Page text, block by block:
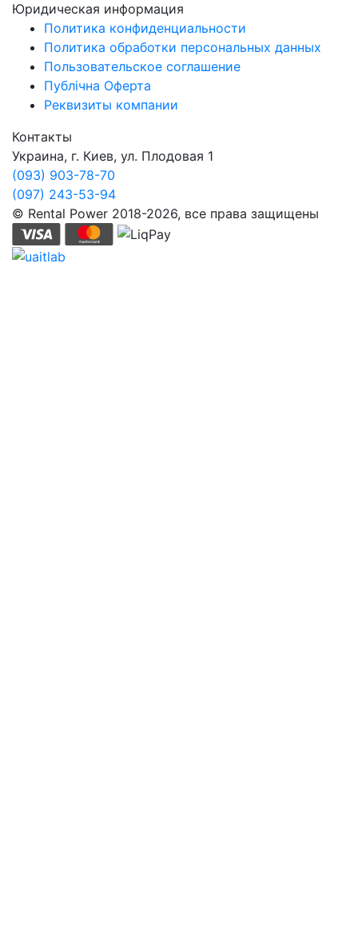
Юридическая информация
Политика конфиденциальности
Политика обработки персональных данных
Пользовательское соглашение
Публічна Оферта
Реквизиты компании
Контакты
Украина, г. Киев, ул. Плодовая 1
(093) 903-78-70
(097) 243-53-94
© Rental Power 2018-2026, все права защищены